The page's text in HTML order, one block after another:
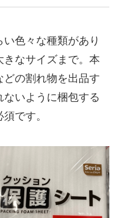
色々な種類があり
きなサイズまで。本
の割れ物を出品す
いように梱包する
です。